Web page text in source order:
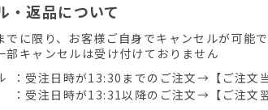
・返品について
でに限り、お客様ご自身でキャンセルが可能で
キャンセルは受け付けておりません
：受注日時が13:30までのご注文→【ご注文
：受注日時が13:31以降のご注文→【ご注文